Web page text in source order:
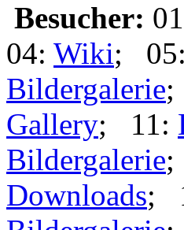
Besucher:
04: Wiki; 05:
Bildergalerie;
Gallery; 11:
Bildergalerie;
Downloads;